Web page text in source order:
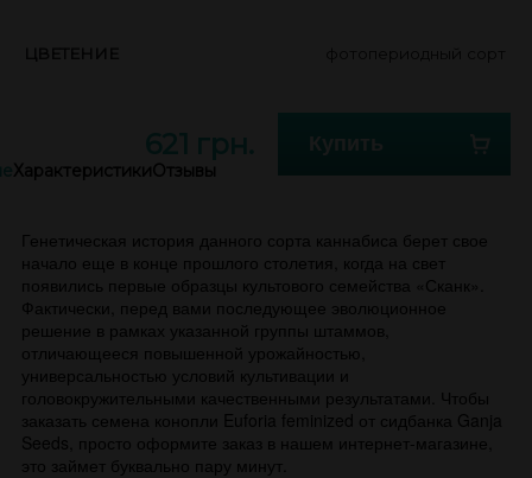
ХарактеристикиОтзывы
Генетическая история данного сорта каннабиса берет свое
начало еще в конце прошлого столетия, когда на свет
появились первые образцы культового семейства «Сканк».
Фактически, перед вами последующее эволюционное
решение в рамках указанной группы штаммов,
отличающееся повышенной урожайностью,
универсальностью условий культивации и
головокружительными качественными результатами. Чтобы
заказать семена конопли Euforia feminized от сидбанка Ganja
Seeds, просто оформите заказ в нашем интернет-магазине,
это займет буквально пару минут.